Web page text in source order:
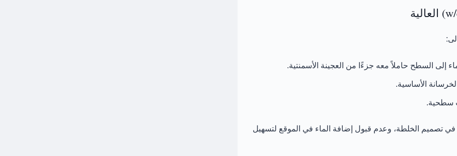
إلى السطح حاملاً معه جزءًا من العجينة الأسمنتية.
الأساسية.
سطحية.
في تصميم الخلطة، وعدم قبول إضافة الماء في الموقع لتسهيل